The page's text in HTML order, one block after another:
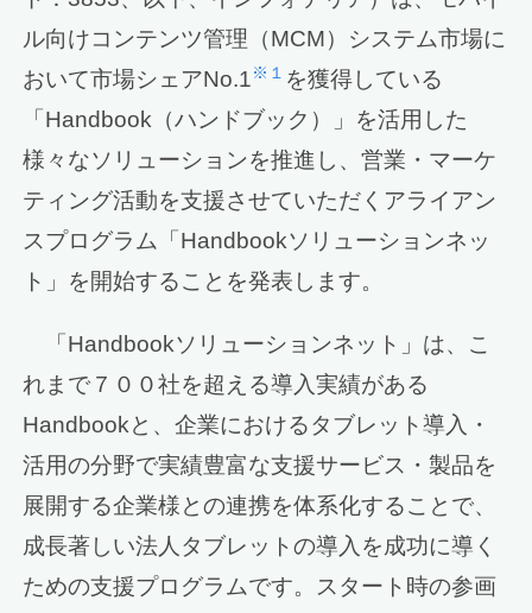
ル向けコンテンツ管理（MCM）システム市場に
おいて市場シェアNo.1※１ を獲得している
「Handbook（ハンドブック）」を活用した
様々なソリューションを推進し、営業・マーケ
ティング活動を支援させていただくアライアン
スプログラム「Handbookソリューションネッ
ト」を開始することを発表します。
「Handbookソリューションネット」は、こ
れまで７００社を超える導入実績がある
Handbookと、企業におけるタブレット導入・
活用の分野で実績豊富な支援サービス・製品を
展開する企業様との連携を体系化することで、
成長著しい法人タブレットの導入を成功に導く
ための支援プログラムです。スタート時の参画